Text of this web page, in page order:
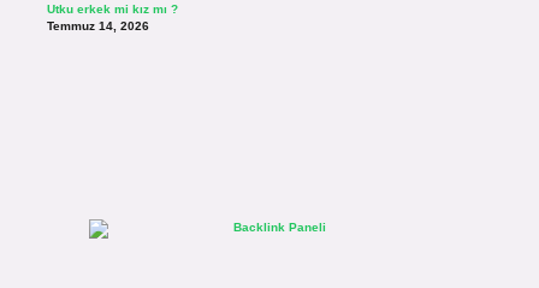
Utku erkek mi kız mı ?
Temmuz 14, 2026